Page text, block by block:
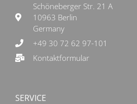
SERVICE
Schöneberger Str. 21 A
10963 Berlin
Germany
+49 30 72 62 97-101
Kontaktformular